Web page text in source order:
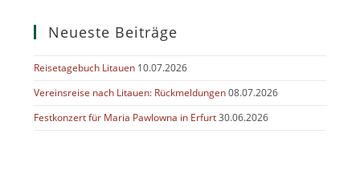
Neueste Beiträge
Reisetagebuch Litauen 10.07.2026
Vereinsreise nach Litauen: Rückmeldungen 08.07.2026
Festkonzert für Maria Pawlowna in Erfurt 30.06.2026